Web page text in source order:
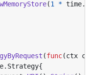
(1 * time.
(func(ctx
. Strategy{